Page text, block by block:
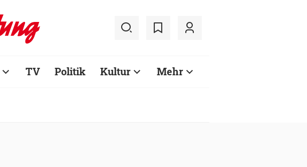
TV Politik Kultur Mehr